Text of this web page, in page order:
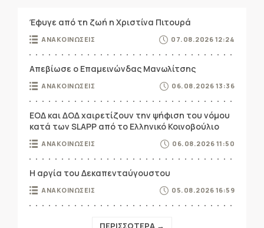
Έφυγε από τη ζωή η Χριστίνα Πιτουρά
ΑΝΑΚΟΙΝΩΣΕΙΣ 07.08.2026 12:24
Απεβίωσε ο Επαμεινώνδας Μανωλίτσης
ΑΝΑΚΟΙΝΩΣΕΙΣ 06.08.2026 13:36
ΕΟΔ και ΔΟΔ χαιρετίζουν την ψήφιση του νόμου
κατά των SLAPP από το Ελληνικό Κοινοβούλιο
ΑΝΑΚΟΙΝΩΣΕΙΣ 06.08.2026 11:50
Η αργία του Δεκαπενταύγουστου
ΑΝΑΚΟΙΝΩΣΕΙΣ 05.08.2026 16:59
ΠΕΡΙΣΣΟΤΕΡΑ →